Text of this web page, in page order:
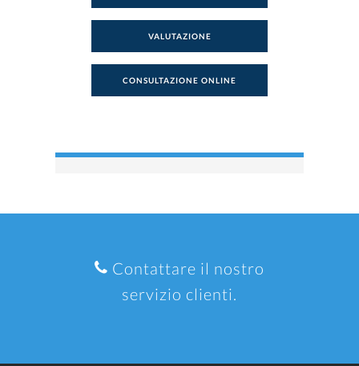
VALUTAZIONE
CONSULTAZIONE ONLINE
Contattare il nostro
servizio clienti.